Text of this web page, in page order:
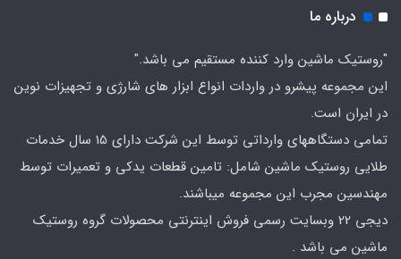
درباره ما
"روستیک ماشین وارد کننده مستقیم می باشد."
این مجموعه پیشرو در واردات انواع ابزار های شارژی و تجهیزات نوین
در ایران است.
تمامی دستگاههای وارداتی توسط این شرکت دارای 15 سال خدمات
طلایی روستیک ماشین شامل: تامین قطعات یدکی و تعمیرات توسط
مهندسین مجرب این مجموعه میباشند.
دیجی 22 وبسایت رسمی فروش اینترنتی محصولات گروه روستیک
ماشین می باشد .